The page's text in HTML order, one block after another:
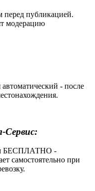
перед публикацией.
модерацию
- после
Сервис:
БЕСПЛАТНО -
самостоятельно при